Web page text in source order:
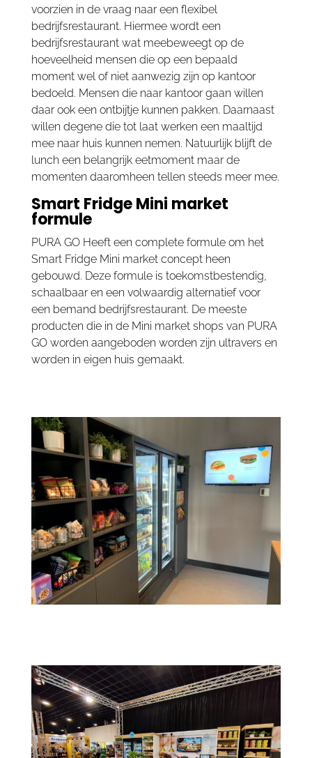
voorzien in de vraag naar een flexibel
bedrijfsrestaurant. Hiermee wordt een
bedrijfsrestaurant wat meebeweegt op de
hoeveelheid mensen die op een bepaald
moment wel of niet aanwezig zijn op kantoor
bedoeld. Mensen die naar kantoor gaan willen
daar ook een ontbijtje kunnen pakken. Daarnaast
willen degene die tot laat werken een maaltijd
mee naar huis kunnen nemen. Natuurlijk blijft de
lunch een belangrijk eetmoment maar de
momenten daaromheen tellen steeds meer mee.
Smart Fridge Mini market
formule
PURA GO Heeft een complete formule om het
Smart Fridge Mini market concept heen
gebouwd. Deze formule is toekomstbestendig,
schaalbaar en een volwaardig alternatief voor
een bemand bedrijfsrestaurant. De meeste
producten die in de Mini market shops van PURA
GO worden aangeboden worden zijn ultravers en
worden in eigen huis gemaakt.